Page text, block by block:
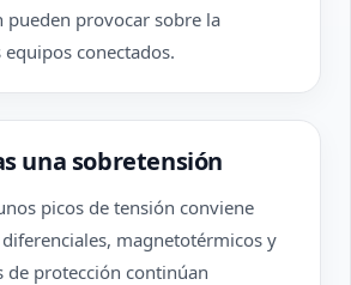
pueden provocar sobre la
conectados.
una sobretensión
picos de tensión conviene
magnetotérmicos y
de protección continúan